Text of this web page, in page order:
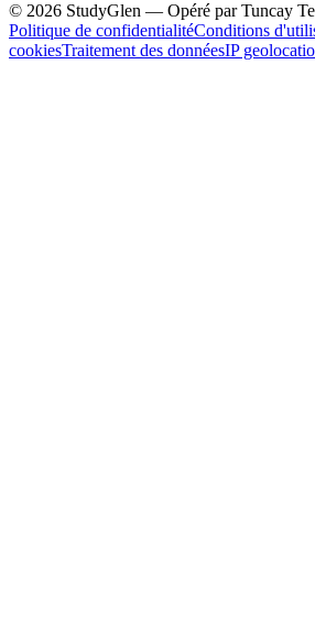
© 2026 StudyGlen — Opéré par Tuncay
Politique de confidentialitéConditions
cookiesTraitement des donnéesIP